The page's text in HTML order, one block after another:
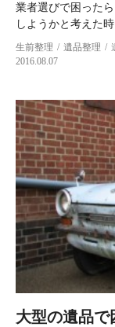
業者選びで困った
しようかと考えた
生前整理 遺品整理
2016.08.07
大型の遺品で